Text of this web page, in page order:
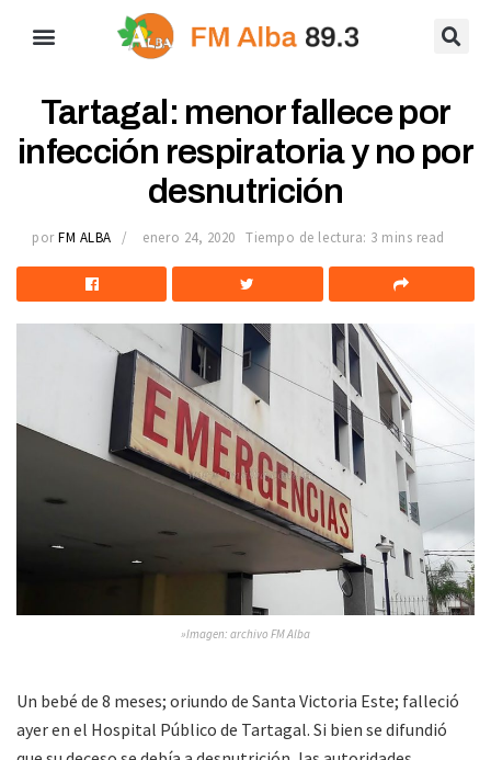
Tartagal: menor fallece por
infección respiratoria y no por
desnutrición
por FM ALBA enero 24, 2020 Tiempo de lectura: 3 mins read
»Imagen: archivo FM Alba
Un bebé de 8 meses; oriundo de Santa Victoria Este; falleció
ayer en el Hospital Público de Tartagal. Si bien se difundió